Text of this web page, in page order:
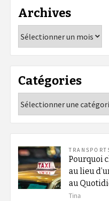
Archives
Catégories
Pourquoi
au lieu
au
Tina